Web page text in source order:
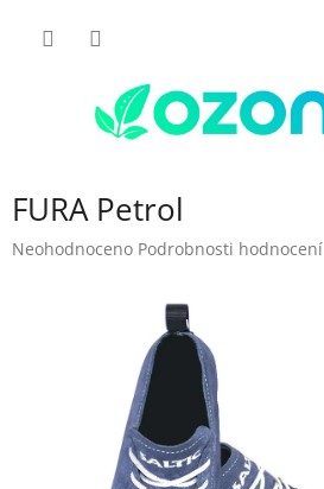
FURA Petrol
Průměrné
Neohodnoceno Podrobnosti hodnocení